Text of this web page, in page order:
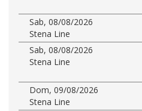
Sab, 08/08/2026
Stena Line
Sab, 08/08/2026
Stena Line
Dom, 09/08/2026
Stena Line